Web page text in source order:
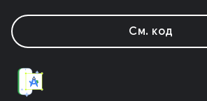
См. код